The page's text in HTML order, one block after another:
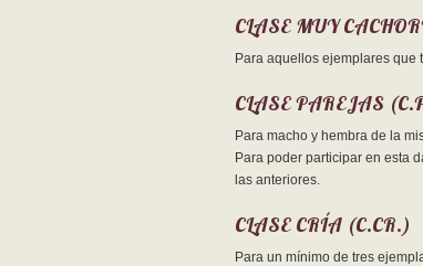
CLASE MUY
Para aquellos ejemplares que
CLASE PAREJAS
Para macho y hembra de la
Para poder participar en esta
las anteriores.
CLASE CRÍA (C.CR.)
Para un mínimo de tres